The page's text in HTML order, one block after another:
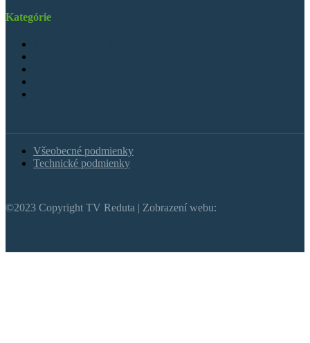
Kategórie
Všeobecné podmienky
Technické podmienky
©2023 Copyright TV Reduta | Zobrazení webu: